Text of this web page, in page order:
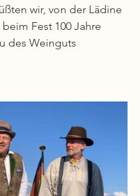
wir, von der Lädine
Fest 100 Jahre
des Weinguts